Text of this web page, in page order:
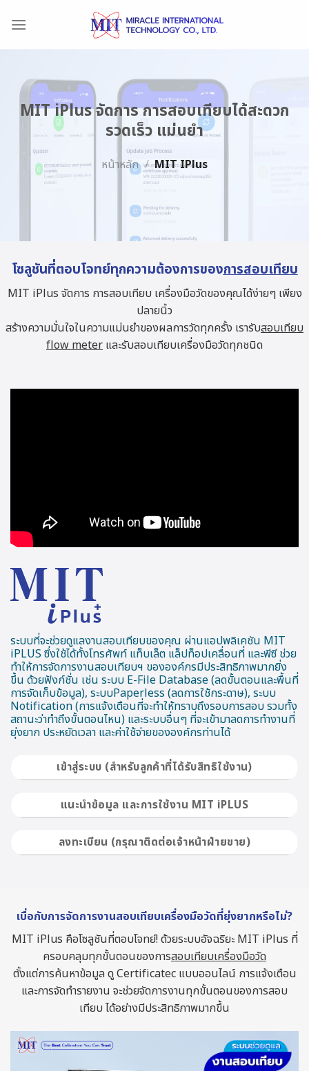
MIT iPlus จัดการ การสอบเทียบได้สะดวก
รวดเร็ว แม่นยำ
หน้าหลัก /MIT IPlus
โซลูชันที่ตอบโจทย์ทุกความต้องการของการสอบเทียบ
MIT iPlus จัดการ การสอบเทียบ เครื่องมือวัดของคุณได้ง่ายๆ เพียง
ปลายนิ้ว
สร้างความมั่นใจในความแม่นยำของผลการวัดทุกครั้ง เรารับสอบเทียบ
flow meter และรับสอบเทียบเครื่องมือวัดทุกชนิด
ระบบที่จะช่วยดูแลงานสอบเทียบของคุณ ผ่านแอปพลิเคชัน MIT
iPLUS ซึ่งใช้ได้ทั้งโทรศัพท์ แท็บเล็ต แล็ปท็อปเคลื่อนที่ และพีซี ช่วย
ทำให้การจัดการงานสอบเทียบฯ ขององค์กรมีประสิทธิภาพมากยิ่ง
ขึ้น ด้วยฟังก์ชั่น เช่น ระบบ E-File Database (ลดขั้นตอนและพื้นที่
การจัดเก็บข้อมูล), ระบบPaperless (ลดการใช้กระดาษ), ระบบ
Notification (การแจ้งเตือนที่จะทำให้ทราบถึงรอบการสอบ รวมทั้ง
สถานะว่าทำถึงขั้นตอนไหน) และระบบอื่นๆ ที่จะเข้ามาลดการทำงานที่
ยุ่งยาก ประหยัดเวลา และค่าใช้จ่ายขององค์กรท่านได้
เข้าสู่ระบบ (สำหรับลูกค้าที่ได้รับสิทธิใช้งาน)
แนะนำข้อมูล และการใช้งาน MIT iPLUS
ลงทะเบียน (กรุณาติดต่อเจ้าหน้าฝ่ายขาย)
เบื่อกับการจัดการงานสอบเทียบเครื่องมือวัดที่ยุ่งยากหรือไม่?
MIT iPlus คือโซลูชันที่ตอบโจทย์! ด้วยระบบอัจฉริยะ MIT iPlus ที่
ครอบคลุมทุกขั้นตอนของการสอบเทียบเครื่องมือวัด
ตั้งแต่การค้นหาข้อมูล ดู Certificatec แบบออนไลน์ การแจ้งเตือน
และการจัดทำรายงาน จะช่วยจัดการงานทุกขั้นตอนของการสอบ
เทียบ ได้อย่างมีประสิทธิภาพมากขึ้น